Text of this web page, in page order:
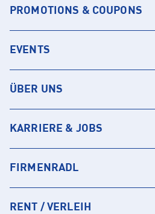
PROMOTIONS & COUPONS
EVENTS
ÜBER UNS
KARRIERE & JOBS
FIRMENRADL
RENT / VERLEIH